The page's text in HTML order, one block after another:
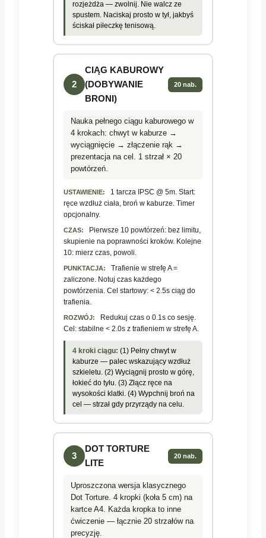
rozjeżdża — zwolnij. Nie walcz ze
spustem. Naciskaj prosto w tył, jakbyś
ściskał piłeczkę tenisową.
2
CIĄG KABUROWY
(DOBYWANIE
BRONI)
20 nab.
Nauka pełnego ciągu kaburowego w
4 krokach: chwyt w kaburze →
wyciągnięcie → złączenie rąk →
prezentacja na cel. 1 strzał × 20
powtórzeń.
USTAWIENIE:
1 tarcza IPSC @ 5m. Start:
ręce wzdłuż ciała, broń w kaburze. Timer
opcjonalny.
CZAS:
Pierwsze 10 powtórzeń: bez limitu,
skupienie na poprawności kroków. Kolejne
10: mierz czas, powoli.
PUNKTACJA:
Trafienie w strefę A =
zaliczone. Notuj czas każdego
powtórzenia. Cel startowy: < 2.5s ciąg do
trafienia.
ROZWÓJ:
Redukuj czas o 0.1s co sesję.
Cel: stabilne < 2.0s z trafieniem w strefę A.
4 kroki ciągu: (1) Pełny chwyt w
kaburze — palec wskazujący wzdłuż
szkieletu. (2) Wyciągnij prosto w górę,
łokieć do tyłu. (3) Złącz ręce na
wysokości klatki. (4) Wypchnij broń na
cel — strzał gdy przyrządy na celu.
3
DOT TORTURE
LITE
20 nab.
Uproszczona wersja klasycznego
Dot Torture. 4 kropki (koła 5 cm) na
kartce A4. Każda kropka to inne
ćwiczenie — łącznie 20 strzałów na
precyzję.